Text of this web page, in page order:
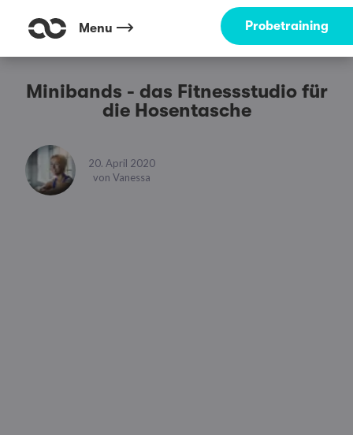
Menu Probetraining
Minibands - das Fitnessstudio für
die Hosentasche
20. April 2020
von Vanessa